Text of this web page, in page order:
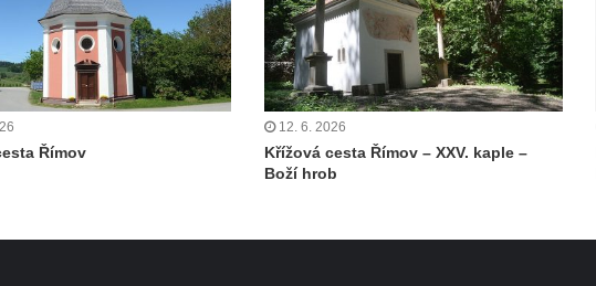
Římov
12. 6. 2026
Křížová cesta Římov – XXV. kaple –
Boží hrob